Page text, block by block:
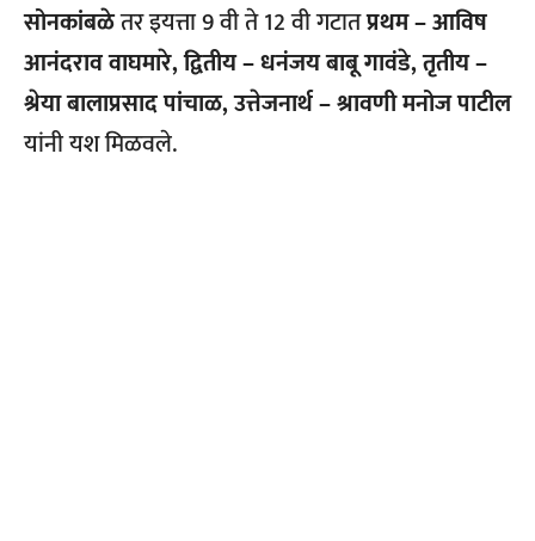
सोनकांबळेतर इयत्ता 9 वी ते 12 वी गटातप्रथम – आविष
आनंदराव वाघमारे, द्वितीय – धनंजय बाबू गावंडे, तृतीय –
श्रेया बालाप्रसाद पांचाळ, उत्तेजनार्थ – श्रावणी मनोज पाटील
यांनी यश मिळवले.